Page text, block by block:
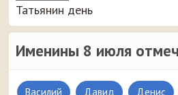
Татьянин день
Именины 8 июля
Василий Давид Денис